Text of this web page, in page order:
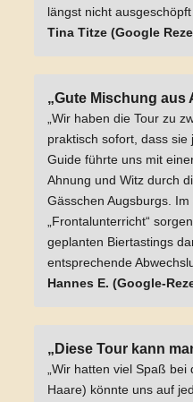
längst nicht ausgeschöpft
Tina Titze (Google
„Gute Mischung aus
„Wir haben die Tour zu
praktisch sofort, dass
Guide führte uns mit
Ahnung und Witz durch
Gässchen Augsburgs.
„Frontalunterricht“
geplanten Biertastings
entsprechende
Hannes E. (Google-
„Diese Tour kann
„Wir hatten viel Spaß bei
Haare) könnte uns auf